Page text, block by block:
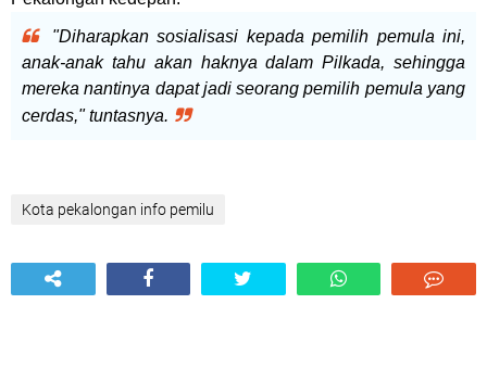
"Diharapkan sosialisasi kepada pemilih pemula ini,
anak-anak tahu akan haknya dalamPilkada, sehingga
mereka nantinya dapat jadi seorang pemilih pemula yang
cerdas," tuntasnya.
Kota pekalongan info pemilu